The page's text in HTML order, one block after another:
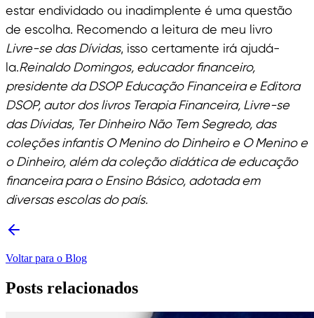
estar endividado ou inadimplente é uma questão
de escolha. Recomendo a leitura de meu livro
Livre-se das Dívidas, isso certamente irá ajudá-
la.Reinaldo Domingos, educador financeiro,
presidente da DSOP Educação Financeira e Editora
DSOP, autor dos livros Terapia Financeira, Livre-se
das Dívidas, Ter Dinheiro Não Tem Segredo, das
coleções infantis O Menino do Dinheiro e O Menino e
o Dinheiro, além da coleção didática de educação
financeira para o Ensino Básico, adotada em
diversas escolas do país.
Voltar para o Blog
Posts relacionados